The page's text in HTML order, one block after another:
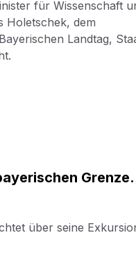
für Wissenschaft
Holetschek, dem
Landtag,
über seine